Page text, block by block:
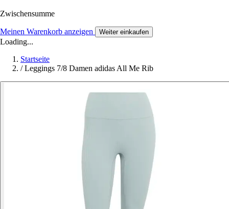
Zwischensumme
Meinen Warenkorb anzeigen Weiter einkaufen
Loading...
Startseite
/ Leggings 7/8 Damen adidas All Me Rib